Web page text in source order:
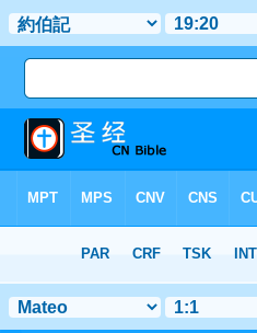
> 聖經金句 20